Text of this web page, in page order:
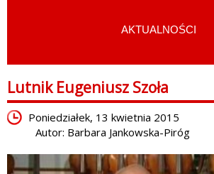
AKTUALNOŚCI
Lutnik Eugeniusz Szoła
Poniedziałek, 13 kwietnia 2015
Autor: Barbara Jankowska-Piróg